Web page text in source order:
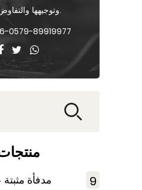
وتوجيهها والتفاوض بشأنها.
0579-89919977
مدفأة 9